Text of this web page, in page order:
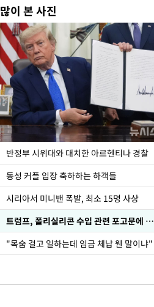
많이 본 사진
반정부 시위대와 대치한 아르헨티나 경찰
동성 커플 입장 축하하는 하객들
시리아서 미니밴 폭발, 최소 15명 사상
트럼프, 폴리실리콘 수입 관련 포고문에 서명
"목숨 걸고 일하는데 임금 체납 웬 말이냐"